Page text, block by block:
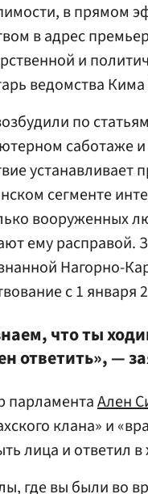
в прямом
в адрес
и
ведомства
по
саботаже
устанавливает
сегменте
вооруженных
ему расправой.
Нагорно-
с 1 января
что ты
ответить», —
парламентаАлен
клана» и
лица и ответил
где вы были во